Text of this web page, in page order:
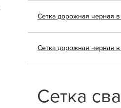
Сетка дорожная черная в
Сетка дорожная черная в
Сетка